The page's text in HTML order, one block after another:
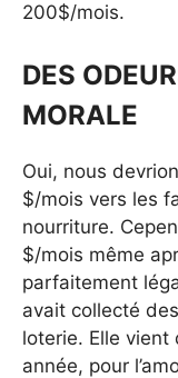
200$/mois.
DES
MORALE
Oui, nous
$/mois vers les
nourriture.
$/mois même
parfaitement
avait collecté
loterie. Elle
année, pour